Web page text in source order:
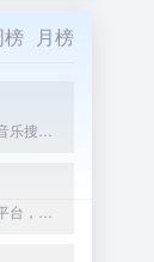
榜 月榜